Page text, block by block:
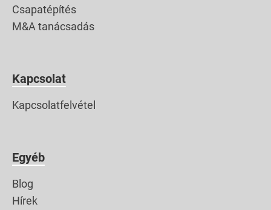
Csapatépítés
M&A tanácsadás
Kapcsolat
Kapcsolatfelvétel
Egyéb
Blog
Hírek